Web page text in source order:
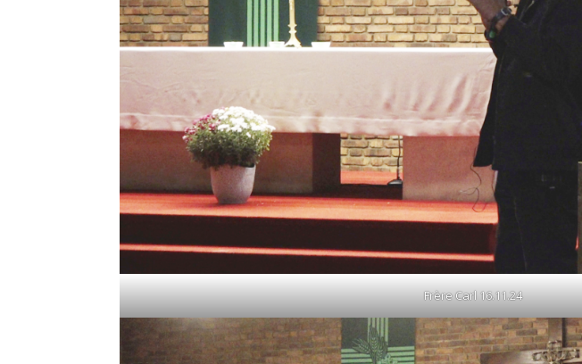
Frère Carl 16.11.24